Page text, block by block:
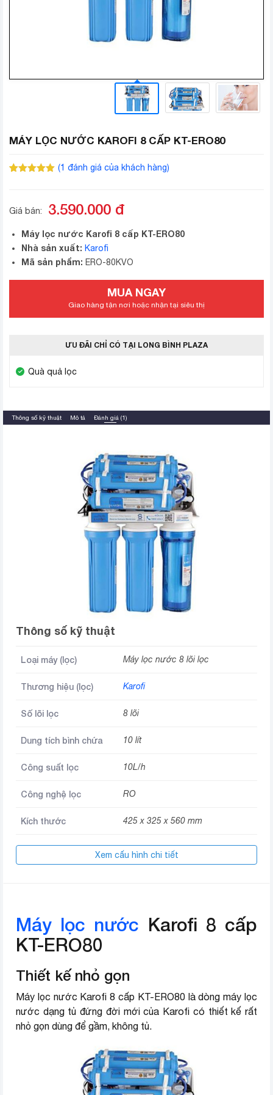
MÁY LỌC NƯỚC KAROFI 8 CẤP KT-ERO80
(1 đánh giá của khách hàng)
Giá bán: 3.590.000 đ
Máy lọc nước Karofi 8 cấp KT-ERO80
Nhà sản xuất: Karofi
Mã sản phẩm: ERO-80KVO
MUA NGAY
Giao hàng tận nơi hoặc nhận tại siêu thị
ƯU ĐÃI CHỈ CÓ TẠI LONG BÌNH PLAZA
Quà quả lọc
Thông số kỹ thuật Mô tả Đánh giá (1)
Thông số kỹ thuật
Loại máy (lọc) Máy lọc nước 8 lõi lọc
Thương hiệu (lọc) Karofi
Số lõi lọc 8 lõi
Dung tích bình chứa 10 lít
Công suất lọc 10L/h
Công nghệ lọc RO
Kích thước 425 x 325 x 560 mm
Xem cấu hình chi tiết
Máy lọc nước Karofi 8 cấp
KT-ERO80
Thiết kế nhỏ gọn
Máy lọc nước Karofi 8 cấp KT-ERO80 là dòng máy lọc
nước dạng tủ đứng đời mới của Karofi có thiết kế rất
nhỏ gọn dùng để gầm, không tủ.